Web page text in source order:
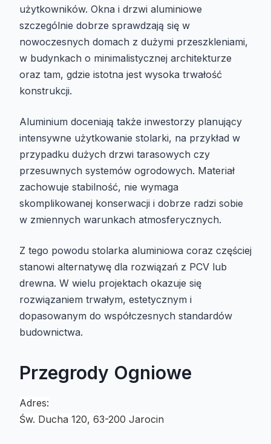
użytkowników. Okna i drzwi aluminiowe
szczególnie dobrze sprawdzają się w
nowoczesnych domach z dużymi przeszkleniami,
w budynkach o minimalistycznej architekturze
oraz tam, gdzie istotna jest wysoka trwałość
konstrukcji.
Aluminium doceniają także inwestorzy planujący
intensywne użytkowanie stolarki, na przykład w
przypadku dużych drzwi tarasowych czy
przesuwnych systemów ogrodowych. Materiał
zachowuje stabilność, nie wymaga
skomplikowanej konserwacji i dobrze radzi sobie
w zmiennych warunkach atmosferycznych.
Z tego powodu stolarka aluminiowa coraz częściej
stanowi alternatywę dla rozwiązań z PCV lub
drewna. W wielu projektach okazuje się
rozwiązaniem trwałym, estetycznym i
dopasowanym do współczesnych standardów
budownictwa.
Przegrody Ogniowe
Adres:
Św. Ducha 120, 63-200 Jarocin